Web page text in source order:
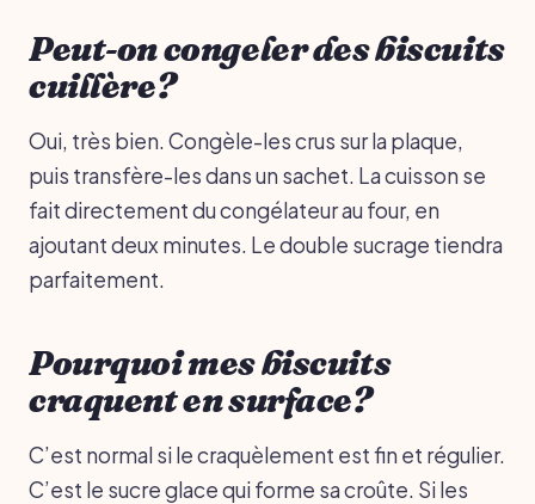
Peut-on congeler des biscuits
cuillère?
Oui, très bien. Congèle-les crus sur la plaque,
puis transfère-les dans un sachet. La cuisson se
fait directement du congélateur au four, en
ajoutant deux minutes. Le double sucrage tiendra
parfaitement.
Pourquoi mes biscuits
craquent en surface?
C’est normal si le craquèlement est fin et régulier.
C’est le sucre glace qui forme sa croûte. Si les